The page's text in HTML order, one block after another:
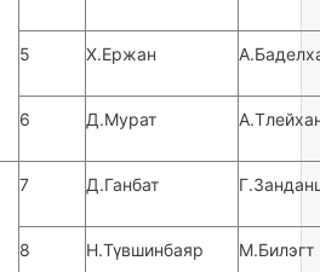
5 Х.Ержан
6 Д.Мурат
7 Д.Ганбат
8 Н.Түвшинбаяр М.Билэгт